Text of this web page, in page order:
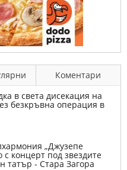
Коментари
в света дисекация на
безкръвна операция в
„Джузепе
с концерт под звездите
татър - Стара Загора